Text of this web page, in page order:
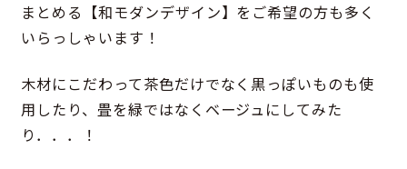
まとめる【和モダンデザイン】をご希望の方も多く
いらっしゃいます！
木材にこだわって茶色だけでなく黒っぽいものも使
用したり、畳を緑ではなくベージュにしてみた
り．．．！